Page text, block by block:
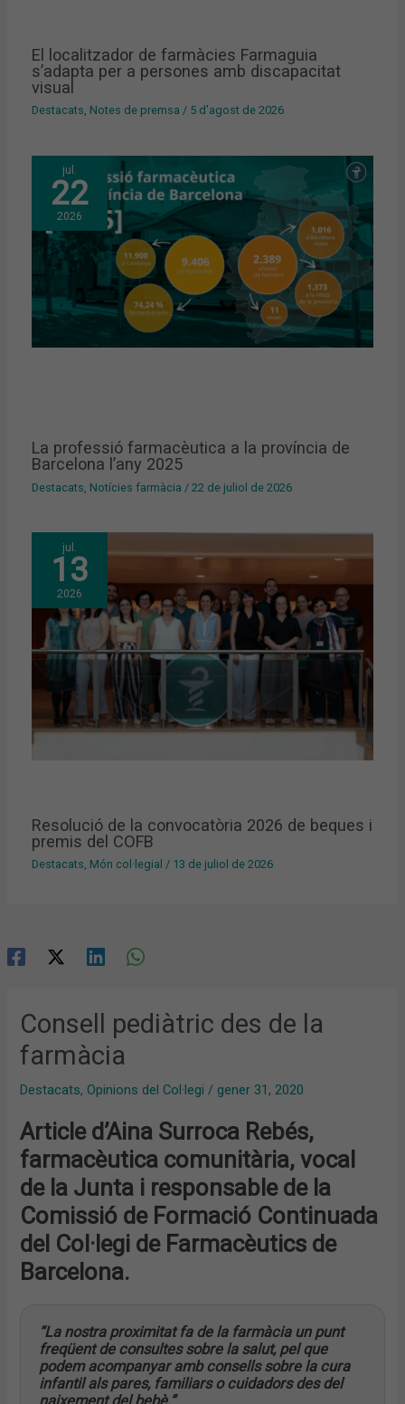
Consell pediàtric des de la
farmàcia
Destacats,Opinions del Col·legi / gener 31, 2020
Article d’Aina Surroca Rebés,
farmacèutica comunitària, vocal
de la Junta i responsable de la
Comissió de Formació Continuada
del Col·legi de Farmacèutics de
Barcelona.
“La nostra proximitat fa de la farmàcia un punt
freqüent de consultes sobre la salut, pel que
podem acompanyar amb consells sobre la cura
infantil als pares, familiars o cuidadors des del
El localitzador de farmàcies Farmaguia
s’adapta per a persones amb discapacitat
visual
Destacats, Notes de premsa / 5 d'agost de 2026
jul.
22
2026
La professió farmacèutica a la província de
Barcelona l’any 2025
Destacats Notícies farmàcia /22 de juliol de 2026
jul.
13
2026
Resolució de la convocatòria 2026 de beques i
premis del COFB
Destacats, Món col·legial / 13 de juliol de 2026